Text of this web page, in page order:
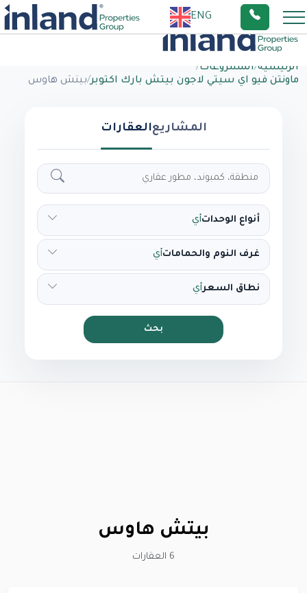
ENG
الرئيسية/المشروعات/
ماونتن فيو اي سيتي لاجون بيتش بارك اكتوبر/بيتش هاوس
المشاريعالعقارات
أنواع الوحداتأي
غرف النوم والحماماتأي
نطاق السعرأي
بحث
بيتش هاوس
6 العقارات